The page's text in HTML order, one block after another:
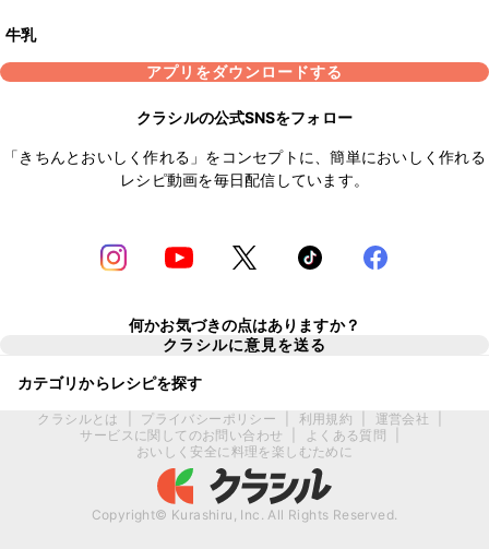
牛乳
アプリをダウンロードする
クラシルの公式SNSをフォロー
「きちんとおいしく作れる」をコンセプトに、簡単においしく作れる
レシピ動画を毎日配信しています。
何かお気づきの点はありますか？
クラシルに意見を送る
カテゴリからレシピを探す
クラシルとは プライバシーポリシー 利用規約 運営会社
サービスに関してのお問い合わせ
よくある質問
おいしく安全に料理を楽しむために
Copyright© Kurashiru, Inc. All Rights Reserved.